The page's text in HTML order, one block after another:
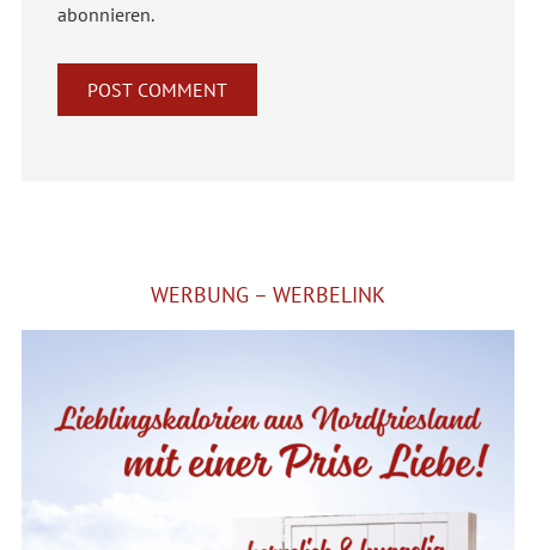
abonnieren.
WERBUNG – WERBELINK